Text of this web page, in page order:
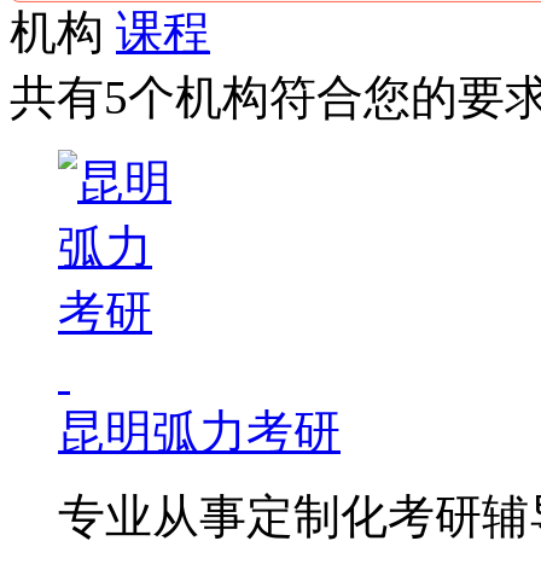
机构 课程
共有5个机构符合您的要
昆明弧力考研
专业从事定制化考研辅